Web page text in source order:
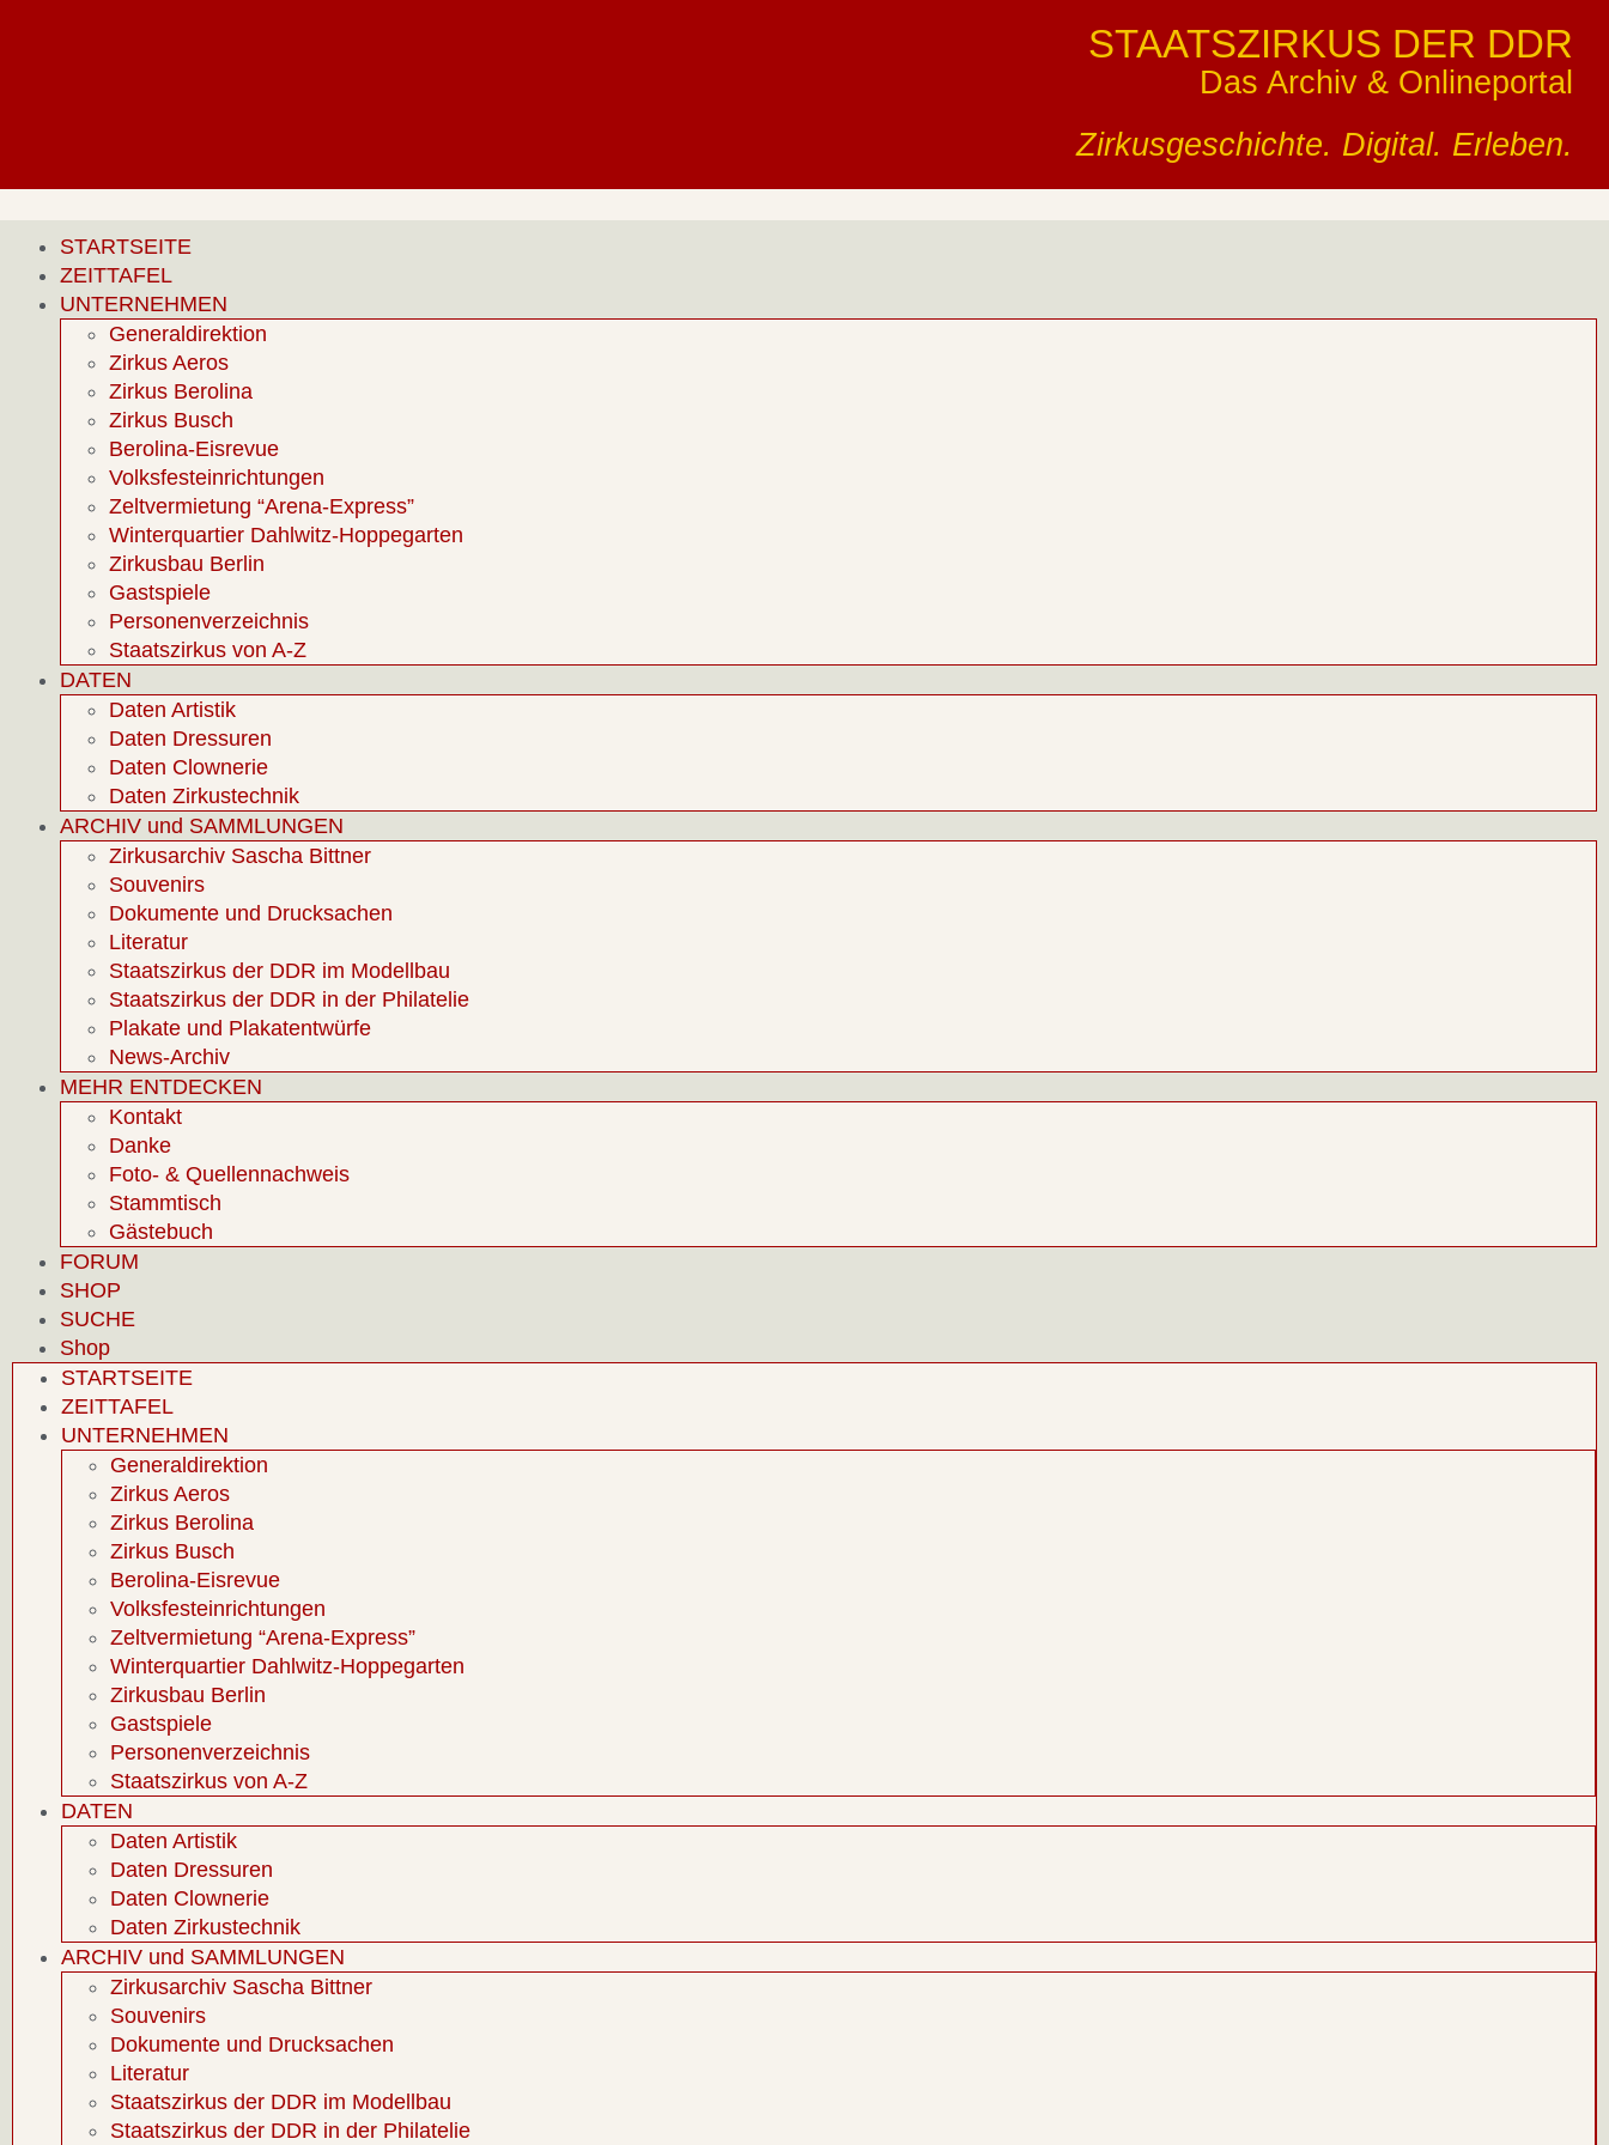
STAATSZIRKUS DER DDR
Das Archiv & Onlineportal
Zirkusgeschichte. Digital. Erleben.
STARTSEITE
ZEITTAFEL
UNTERNEHMEN
Generaldirektion
Zirkus Aeros
Zirkus Berolina
Zirkus Busch
Berolina-Eisrevue
Volksfesteinrichtungen
Zeltvermietung “Arena-Express”
Winterquartier Dahlwitz-Hoppegarten
Zirkusbau Berlin
Gastspiele
Personenverzeichnis
Staatszirkus von A-Z
DATEN
Daten Artistik
Daten Dressuren
Daten Clownerie
Daten Zirkustechnik
ARCHIV und SAMMLUNGEN
Zirkusarchiv Sascha Bittner
Souvenirs
Dokumente und Drucksachen
Literatur
Staatszirkus der DDR im Modellbau
Staatszirkus der DDR in der Philatelie
Plakate und Plakatentwürfe
News-Archiv
MEHR ENTDECKEN
Kontakt
Danke
Foto- & Quellennachweis
Stammtisch
Gästebuch
FORUM
SHOP
SUCHE
Shop
STARTSEITE
ZEITTAFEL
UNTERNEHMEN
Generaldirektion
Zirkus Aeros
Zirkus Berolina
Zirkus Busch
Berolina-Eisrevue
Volksfesteinrichtungen
Zeltvermietung “Arena-Express”
Winterquartier Dahlwitz-Hoppegarten
Zirkusbau Berlin
Gastspiele
Personenverzeichnis
Staatszirkus von A-Z
DATEN
Daten Artistik
Daten Dressuren
Daten Clownerie
Daten Zirkustechnik
ARCHIV und SAMMLUNGEN
Zirkusarchiv Sascha Bittner
Souvenirs
Dokumente und Drucksachen
Literatur
Staatszirkus der DDR im Modellbau
Staatszirkus der DDR in der Philatelie